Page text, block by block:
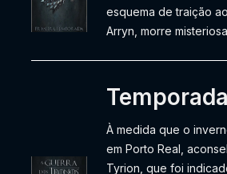
esquema de traição
Arryn, morre
À medida que o
em Porto Real,
Tyrion, que foi